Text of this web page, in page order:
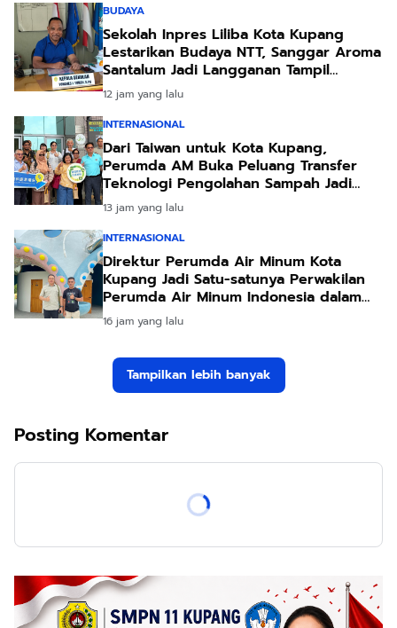
BUDAYA
Sekolah Inpres Liliba Kota Kupang
Lestarikan Budaya NTT, Sanggar Aroma
Santalum Jadi Langganan Tampil
Sambut Pejabat
12 jam yang lalu
INTERNASIONAL
Dari Taiwan untuk Kota Kupang,
Perumda AM Buka Peluang Transfer
Teknologi Pengolahan Sampah Jadi
Energi
13 jam yang lalu
INTERNASIONAL
Direktur Perumda Air Minum Kota
Kupang Jadi Satu-satunya Perwakilan
Perumda Air Minum Indonesia dalam
Forum Teknologi Lingkungan di Taiwan
16 jam yang lalu
Tampilkan lebih banyak
Posting Komentar